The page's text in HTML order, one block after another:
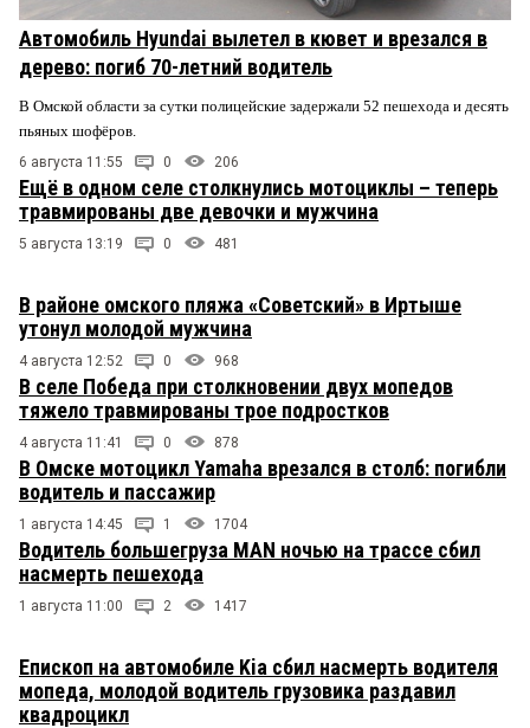
Автомобиль Hyundai вылетел в кювет и врезался в
дерево: погиб 70-летний водитель
В Омской области за сутки полицейские задержали 52 пешехода и десять
пьяных шофёров.
6 августа 11:55 0 206
Ещё в одном селе столкнулись мотоциклы – теперь
травмированы две девочки и мужчина
5 августа 13:19 0 481
В районе омского пляжа «Советский» в Иртыше
утонул молодой мужчина
4 августа 12:52 0 968
В селе Победа при столкновении двух мопедов
тяжело травмированы трое подростков
4 августа 11:41 0 878
В Омске мотоцикл Yamaha врезался в столб: погибли
водитель и пассажир
1 августа 14:45 1 1704
Водитель большегруза MAN ночью на трассе сбил
насмерть пешехода
1 августа 11:00 2 1417
Епископ на автомобиле Kia сбил насмерть водителя
мопеда, молодой водитель грузовика раздавил
квадроцикл